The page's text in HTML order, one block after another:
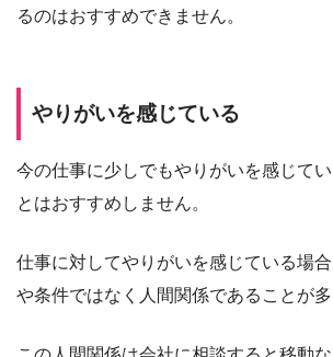
るのはおすすめできません。
やりがいを感じている
今の仕事に少しでもやりがいを感じて
とはおすすめしません。
仕事に対してやりがいを感じている場
や条件ではなく人間関係であることが多